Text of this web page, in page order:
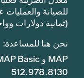
(ثمانية دولارات
نحن هنا للمساعدة:
MAP و MAP Basic
512.978.8130